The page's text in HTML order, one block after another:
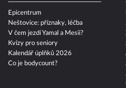
Epicentrum
Neštovice: příznaky, léčba
V čem jezdí Yamal a Mesii?
Kvízy pro seniory
Kalendář úplňků 2026
Co je bodycount?